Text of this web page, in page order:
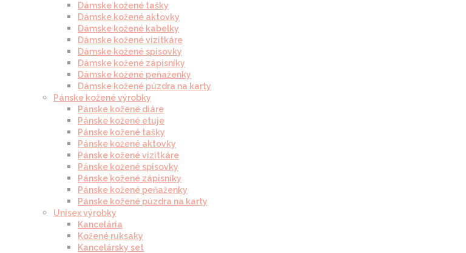
Dámske kožené tašky
Dámske kožené aktovky
Dámske kožené kabelky
Dámske kožené vizitkáre
Dámske kožené spisovky
Dámske kožené zápisníky
Dámske kožené peňaženky
Dámske kožené púzdra na karty
Pánske kožené výrobky
Pánske kožené diáre
Pánske kožené etuje
Pánske kožené tašky
Pánske kožené aktovky
Pánske kožené vizitkáre
Pánske kožené spisovky
Pánske kožené zápisníky
Pánske kožené peňaženky
Pánske kožené púzdra na karty
Unisex výrobky
Kancelária
Kožené ruksaky
Kancelársky set